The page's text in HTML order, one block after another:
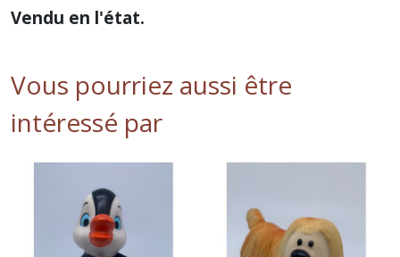
Vendu en l'état.
Vous pourriez aussi être
intéressé par